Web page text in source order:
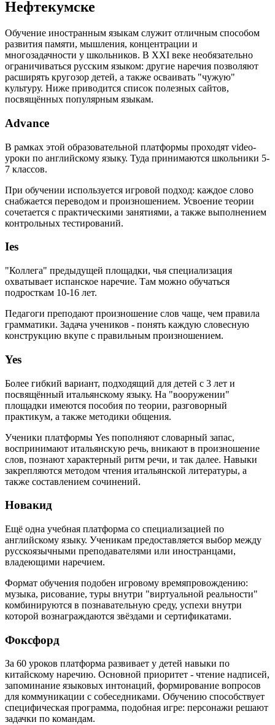
Нефтекумске
Обучение иностранным языкам служит отличным способом
развития памяти, мышления, концентрации и
многозадачности у школьников. В XXI веке необязательно
ограничиваться русским языком: другие наречия позволяют
расширять кругозор детей, а также осваивать "чужую"
культуру. Ниже приводится список полезных сайтов,
посвящённых популярным языкам.
Advance
В рамках этой образовательной платформы проходят video-
уроки по английскому языку. Туда принимаются школьники 5-
7 классов.
При обучении используется игровой подход: каждое слово
снабжается переводом и произношением. Усвоение теории
сочетается с практическими занятиями, а также выполнением
контрольных тестирований.
Ies
"Коллега" предыдущей площадки, чья специализация
охватывает испанское наречие. Там можно обучаться
подросткам 10-16 лет.
Педагоги преподают произношение слов чаще, чем правила
грамматики. Задача учеников - понять каждую словесную
конструкцию вкупе с правильным произношением.
Yes
Более гибкий вариант, подходящий для детей с 3 лет и
посвящённый итальянскому языку. На "вооружении"
площадки имеются пособия по теории, разговорный
практикум, а также методики общения.
Ученики платформы Yes пополняют словарный запас,
воспринимают итальянскую речь, вникают в произношение
слов, познают характерный ритм речи, и так далее. Навыки
закрепляются методом чтения итальянской литературы, а
также составлением сочинений.
Новакид
Ещё одна учебная платформа со специализацией по
английскому языку. Ученикам предоставляется выбор между
русскоязычными преподавателями или иностранцами,
владеющими наречием.
Формат обучения подобен игровому времяпровождению:
музыка, рисование, туры внутри "виртуальной реальности"
комбинируются в познавательную среду, успехи внутри
которой вознаграждаются звёздами и сертификатами.
Фоксфорд
За 60 уроков платформа развивает у детей навыки по
китайскому наречию. Основной приоритет - чтение надписей,
запоминание языковых интонаций, формирование вопросов
для коммуникации с собеседниками. Обучению способствует
специфическая программа, подобная игре: персонажи решают
задачки по командам.